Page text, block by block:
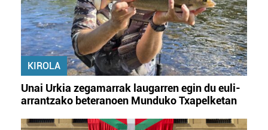
KIROLA
Unai Urkia zegamarrak laugarren egin du euli-
arrantzako beteranoen Munduko Txapelketan